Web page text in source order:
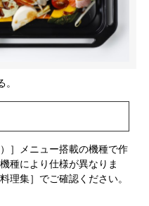
］メニュー搭載の機種で作
種により仕様が異なりま
理集］でご確認ください。